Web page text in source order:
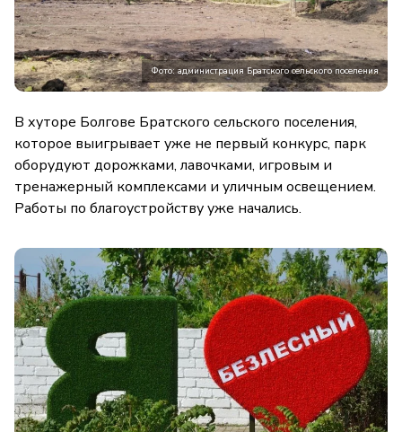
Фото: администрация Братского сельского поселения
В хуторе Болгове Братского сельского поселения,
которое выигрывает уже не первый конкурс, парк
оборудуют дорожками, лавочками, игровым и
тренажерный комплексами и уличным освещением.
Работы по благоустройству уже начались.